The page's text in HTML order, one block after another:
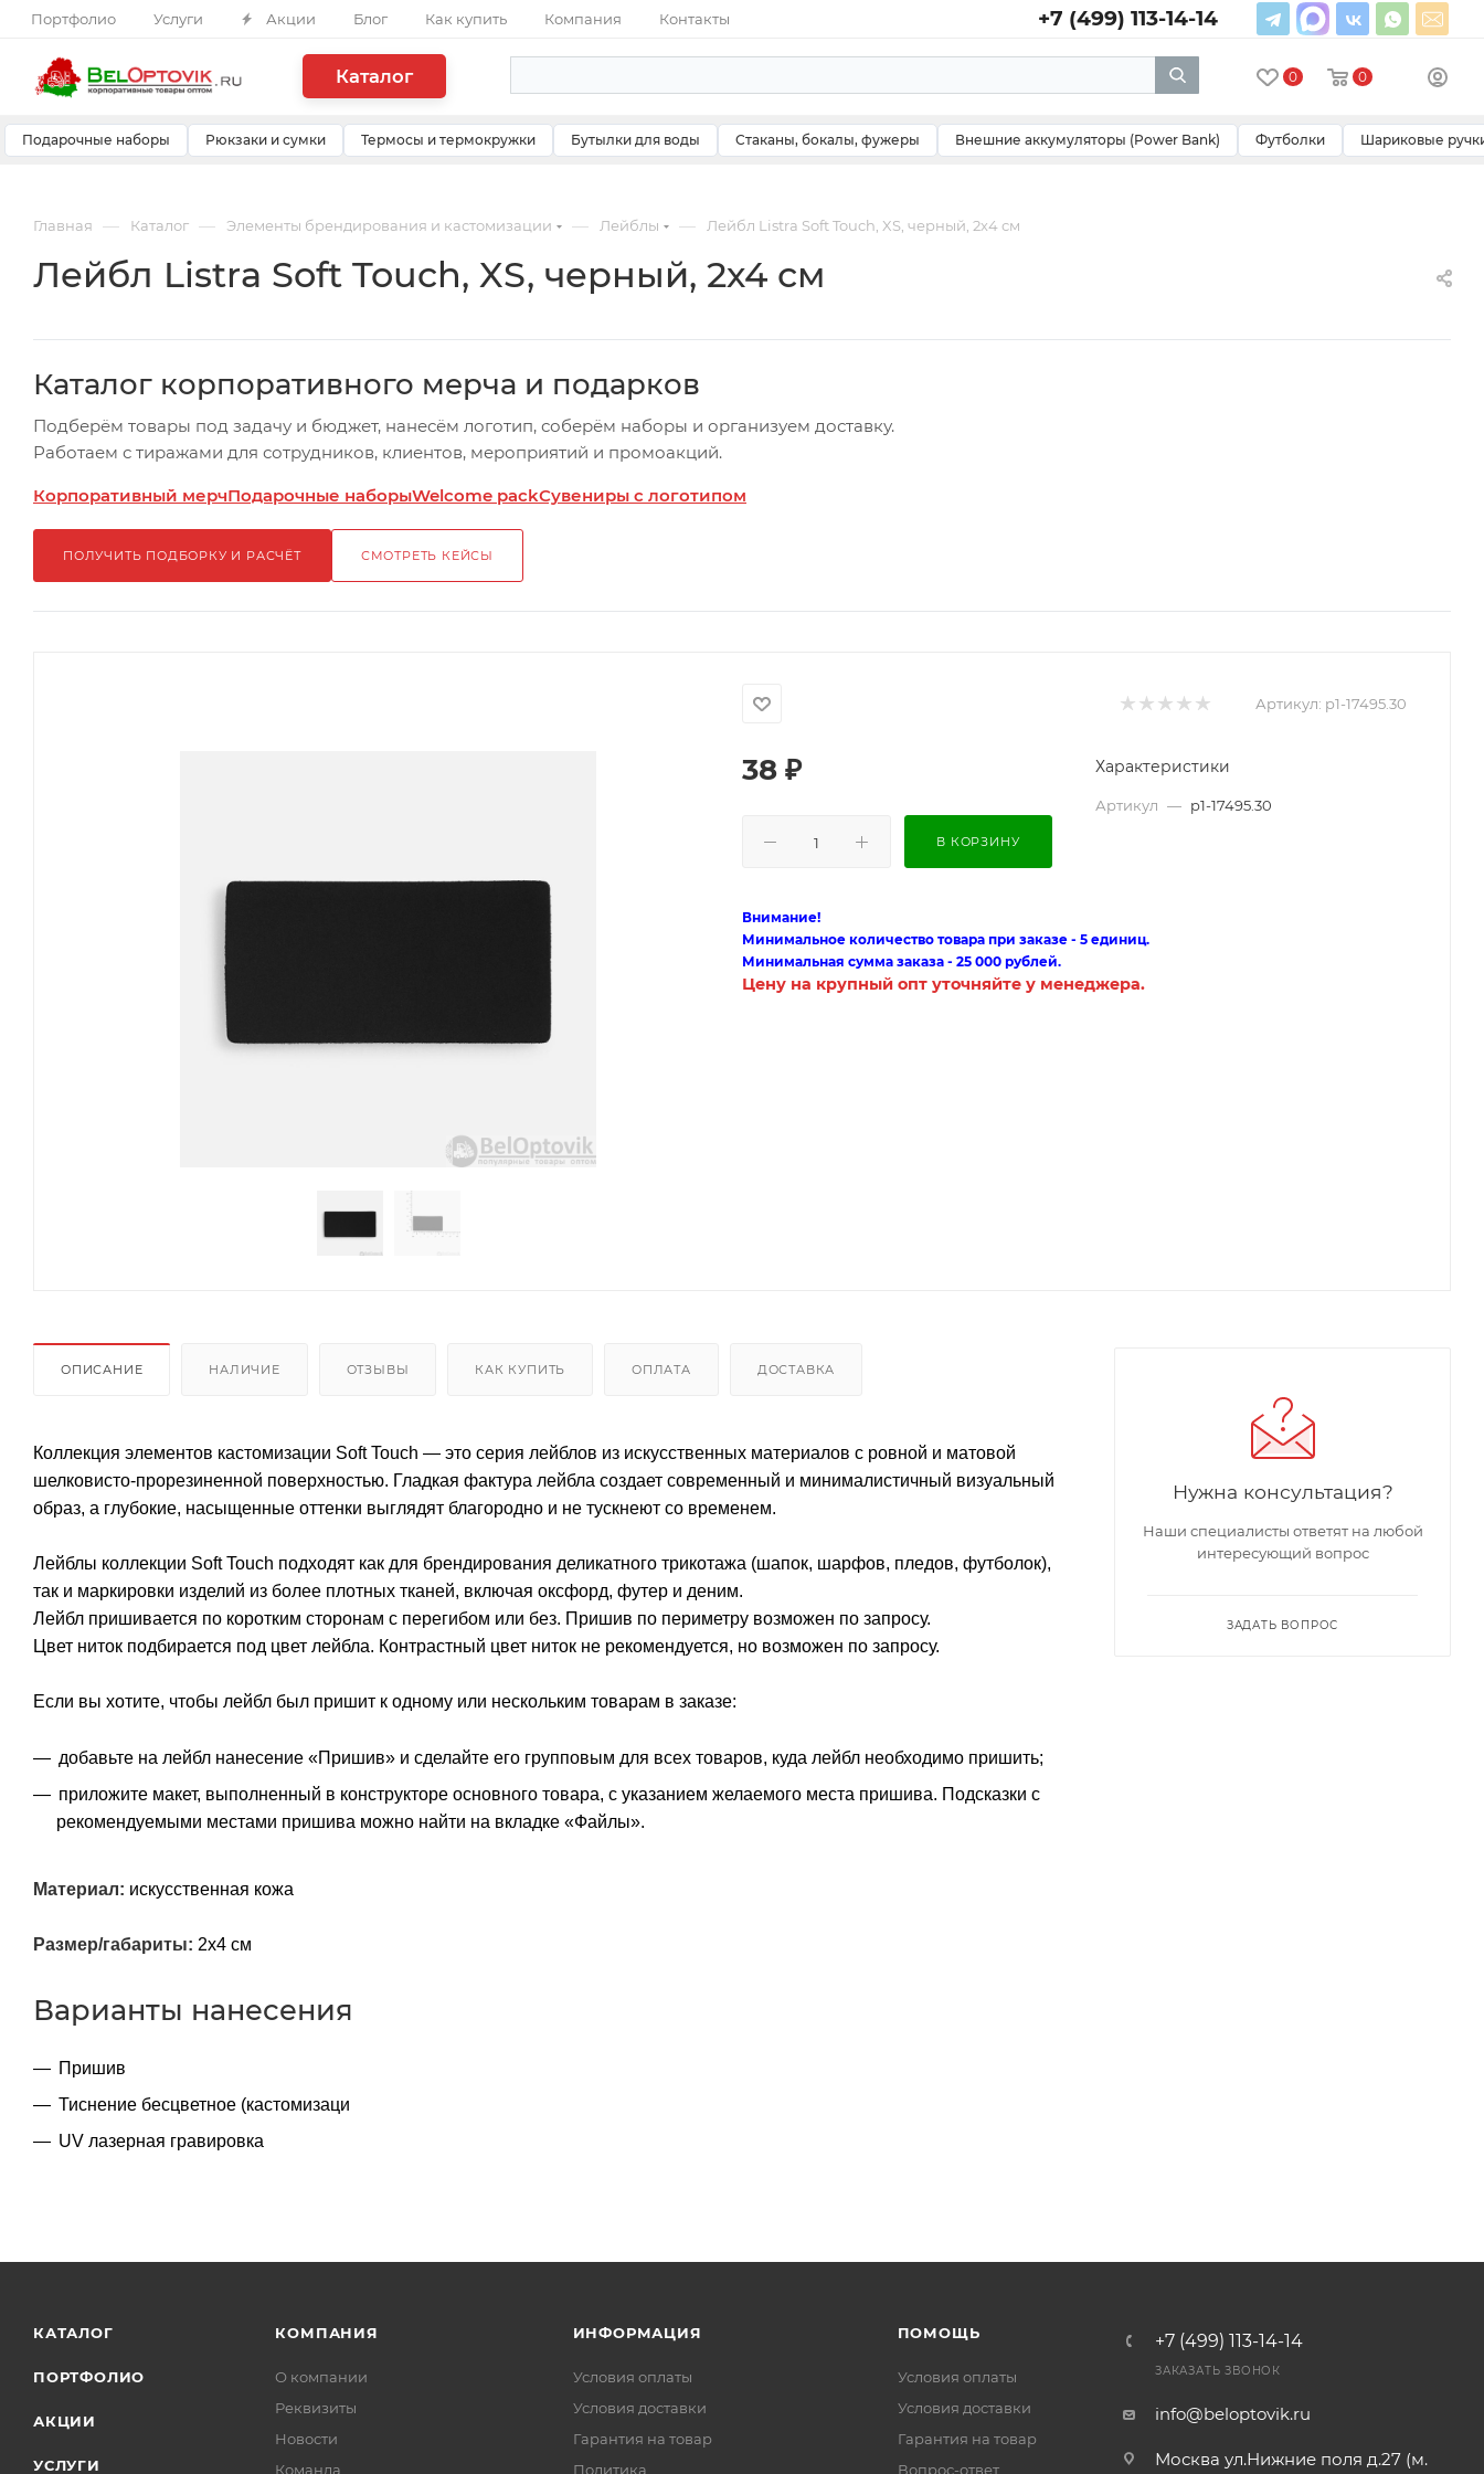
Портфолио Услуги Акции Блог Как купить Компания Контакты +7 (499) 113-14-14
Каталог 0 0
Подарочные наборы Рюкзаки и сумки Термосы и термокружки Бутылки для воды Стаканы, бокалы, фужеры Внешние аккумуляторы (Power Bank) Футболки Шариковые
Главная — Каталог — Элементы брендирования и кастомизации — Лейблы — Лейбл Listra Soft Touch, XS, черный, 2х4 см
Лейбл Listra Soft Touch, XS, черный, 2х4 см
Каталог корпоративного мерча и подарков
Подберём товары под задачу и бюджет, нанесём логотип, соберём наборы и организуем доставку.
Работаем с тиражами для сотрудников, клиентов, мероприятий и промоакций.
Корпоративный мерчПодарочные наборыWelcome packСувениры с логотипом
ПОЛУЧИТЬ ПОДБОРКУ И РАСЧЁТ СМОТРЕТЬ КЕЙСЫ
Артикул: p1-17495.30
38 ₽
В КОРЗИНУ
Характеристики
Артикул — p1-17495.30
Внимание!
Минимальное количество товара при заказе - 5 единиц.
Минимальная сумма заказа - 25 000 рублей.
Цену на крупный опт уточняйте у менеджера.
ОПИСАНИЕ НАЛИЧИЕ ОТЗЫВЫ КАК КУПИТЬ ОПЛАТА ДОСТАВКА
Коллекция элементов кастомизации Soft Touch — это серия лейблов из искусственных материалов с ровной и матовой
шелковисто-прорезиненной поверхностью. Гладкая фактура лейбла создает современный и минималистичный визуальный
образ, а глубокие, насыщенные оттенки выглядят благородно и не тускнеют со временем.
Лейблы коллекции Soft Touch подходят как для брендирования деликатного трикотажа (шапок, шарфов, пледов, футболок),
так и маркировки изделий из более плотных тканей, включая оксфорд, футер и деним.
Лейбл пришивается по коротким сторонам с перегибом или без. Пришив по периметру возможен по запросу.
Цвет ниток подбирается под цвет лейбла. Контрастный цвет ниток не рекомендуется, но возможен по запросу.
Если вы хотите, чтобы лейбл был пришит к одному или нескольким товарам в заказе:
добавьте на лейбл нанесение «Пришив» и сделайте его групповым для всех товаров, куда лейбл необходимо пришить;
приложите макет, выполненный в конструкторе основного товара, с указанием желаемого места пришива. Подсказки с
рекомендуемыми местами пришива можно найти на вкладке «Файлы».
Материал: искусственная кожа
Размер/габариты: 2х4 см
Варианты нанесения
Пришив
Тиснение бесцветное (кастомизаци
UV лазерная гравировка
Нужна консультация?
Наши специалисты ответят на любой
интересующий вопрос
ЗАДАТЬ ВОПРОС
КАТАЛОГ
ПОРТФОЛИО
АКЦИИ
УСЛУГИ
КОМПАНИЯ
О компании
Реквизиты
Новости
Команда
ИНФОРМАЦИЯ
Условия оплаты
Условия доставки
Гарантия на товар
Политика
ПОМОЩЬ
Условия оплаты
Условия доставки
Гарантия на товар
Вопрос-ответ
+7 (499) 113-14-14
ЗАКАЗАТЬ ЗВОНОК
info@beloptovik.ru
Москва ул.Нижние поля д.27 (м.